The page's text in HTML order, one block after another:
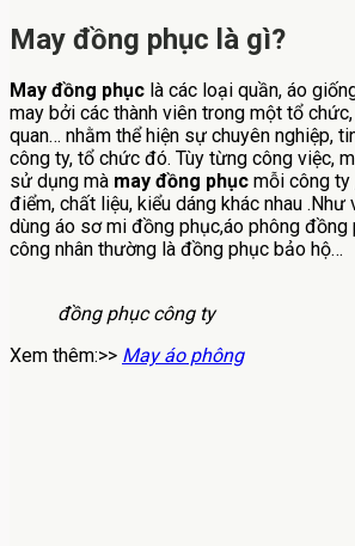
May đồng phục là gì?
May đồng phục là các loại quần, áo
may bởi các thành viên trong một tổ
quan… nhằm thể hiện sự chuyên nghiệp,
công ty, tổ chức đó. Tùy từng công việc,
sử dụng mà may đồng phục mỗi công
điểm, chất liệu, kiểu dáng khác nhau
dùng áo sơ mi đồng phục,áo phông
công nhân thường là đồng phục bảo hộ…
đồng phục công ty
Xem thêm:>> May áo phông